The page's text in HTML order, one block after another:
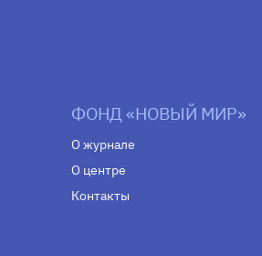
ФОНД «НОВЫЙ МИР»
О журнале
О центре
Контакты